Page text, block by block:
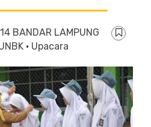
BANDAR LAMPUNG
· Upacara